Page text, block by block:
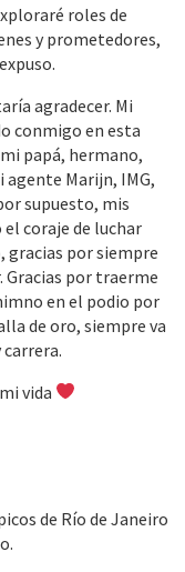
roles de
y prometedores,
agradecer. Mi
conmigo en esta
papá, hermano,
Marijn, IMG,
supuesto, mis
coraje de luchar
gracias por siempre
Gracias por traerme
en el podio por
de oro, siempre va
vida
de Río de Janeiro